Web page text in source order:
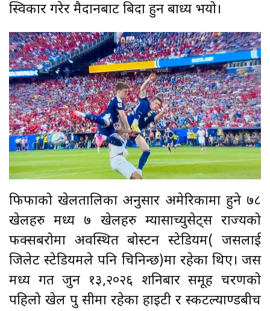
स्विकार गरेर मैदानबाट बिदा हुन बाध्य भयो।
फिफाको खेलतालिका अनुसार अमेरिकामा हुने ७८
खेलहरु मध्य ७ खेलहरु म्यासाच्युसेट्स राज्यको
फक्सबरोमा अवस्थित बोस्टन स्टेडियम( जसलाई
जिलेट स्टेडियमले पनि चिनिन्छ)मा रहेका थिए। जस
मध्य गत जुन १३,२०२६ शनिबार समूह चरणको
पहिलो खेल ग्रुप सीमा रहेका हाइटी र स्कटल्याण्डबीच